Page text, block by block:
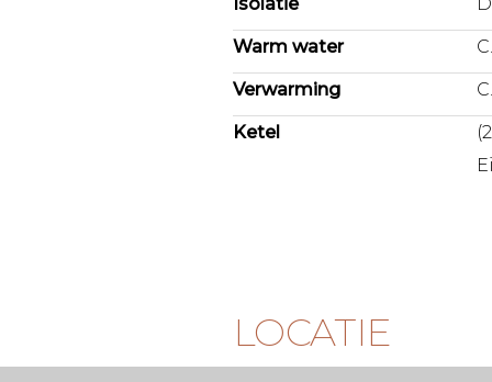
Warm water
Verwarming
Ketel
LOCATIE